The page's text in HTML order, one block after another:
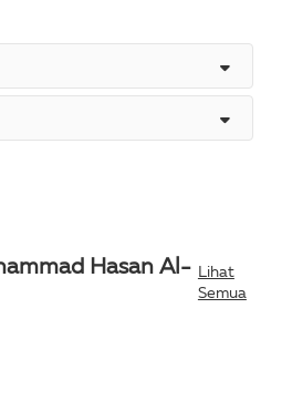
Hasan Al-
Lihat
Semua